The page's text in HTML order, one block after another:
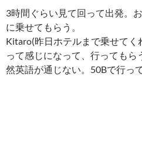
3時間ぐらい見て回って出発。
に乗せてもらう。
Kitaro(昨日ホテルまで乗せて
って感じになって、行ってもら
然英語が通じない。50Bで行っ